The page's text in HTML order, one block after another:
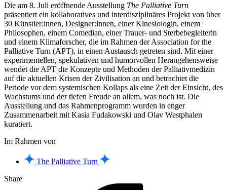
Die am 8. Juli eröffnende Ausstellung The Palliative Turn
präsentiert ein kollaboratives und interdisziplinäres Projekt von über
30 Künstler:innen, Designer:innen, einer Kinesiologin, einem
Philosophen, einem Comedian, einer Trauer- und Sterbebegleiterin
und einem Klimaforscher, die im Rahmen der Association for the
Palliative Turn (APT), in einen Austausch getreten sind. Mit einer
experimentellen, spekulativen und humorvollen Herangehensweise
wendet die APT die Konzepte und Methoden der Palliativmedizin
auf die aktuellen Krisen der Zivilisation an und betrachtet die
Periode vor dem systemischen Kollaps als eine Zeit der Einsicht, des
Wachstums und der tiefen Freude an allem, was noch ist. Die
Ausstellung und das Rahmenprogramm wurden in enger
Zusammenarbeit mit Kasia Fudakowski und Olav Westphalen
kuratiert.
Im Rahmen von
The Palliative Turn
Share